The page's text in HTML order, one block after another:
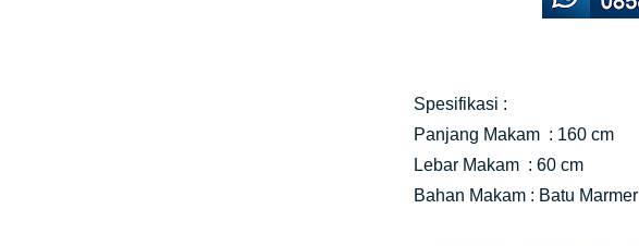
Spesifikasi :
Panjang Makam : 160 cm
Lebar Makam : 60 cm
Bahan Makam : Batu Marmer